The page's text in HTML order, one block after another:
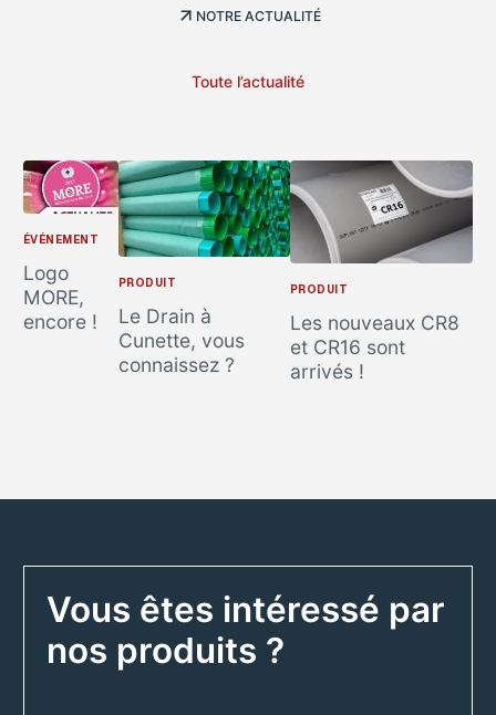
NOTRE ACTUALITÉ
Toute l’actualité
ÉVÉNEMENT
Logo
MORE,
encore !
PRODUIT
Le Drain à
Cunette, vous
connaissez ?
PRODUIT
Les nouveaux CR8
et CR16 sont
arrivés !
Vous êtes intéressé par
nos produits ?